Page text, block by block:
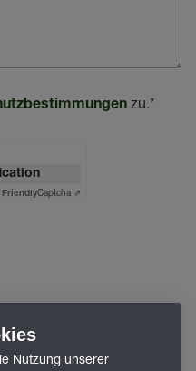
zu.*
FriendlyCaptcha ⇗
Nutzung unserer